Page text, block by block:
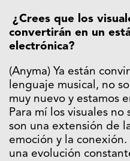
¿Crees que los
convertirán en un
electrónica?
(Anyma) Ya están
lenguaje musical, no
muy nuevo y estamos
Para mí los visuales
son una extensión de
emoción y la
una evolución